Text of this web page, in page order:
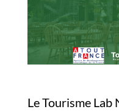
Le Tourisme